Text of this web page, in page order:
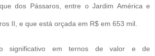
dos Pássaros, entre o Jardim América e
II, e que está orçada em R$ em 653 mil.
significativo em ternos de valor e de